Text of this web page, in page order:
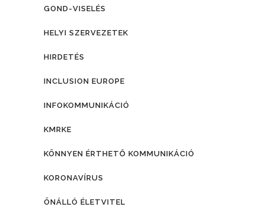
GOND-VISELÉS
HELYI SZERVEZETEK
HIRDETÉS
INCLUSION EUROPE
INFOKOMMUNIKÁCIÓ
KMRKE
KÖNNYEN ÉRTHETŐ KOMMUNIKÁCIÓ
KORONAVÍRUS
ÖNÁLLÓ ÉLETVITEL